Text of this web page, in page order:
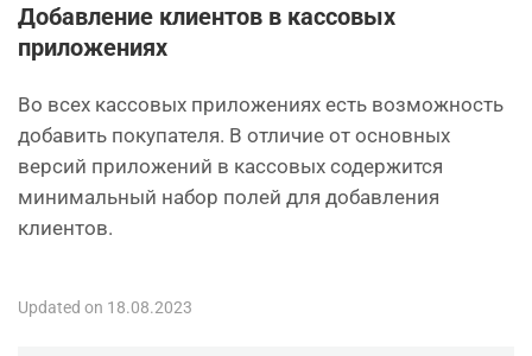
Добавление клиентов в кассовых
приложениях
Во всех кассовых приложениях есть возможность
добавить покупателя. В отличие от основных
версий приложений в кассовых содержится
минимальный набор полей для добавления
клиентов.
Updated on 18.08.2023